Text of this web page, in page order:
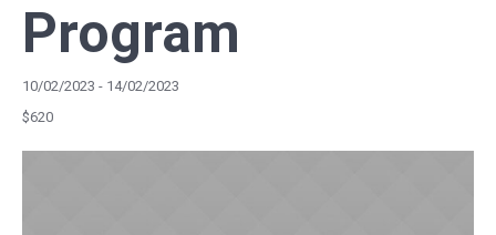
Program
10/02/2023 - 14/02/2023
$620